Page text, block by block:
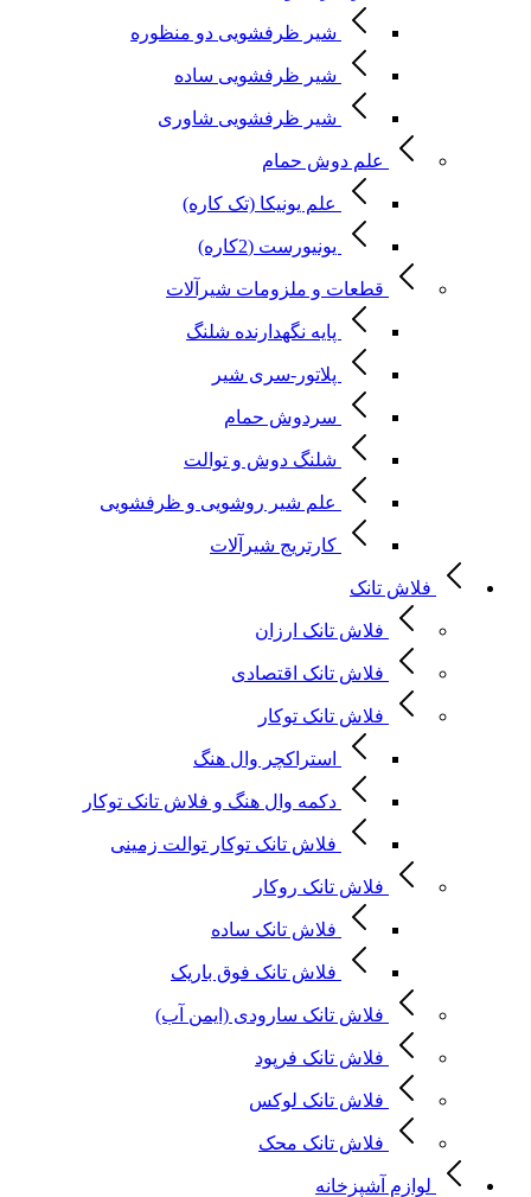
شیر ظرفشویی دو منظوره
شیر ظرفشویی ساده
شیر ظرفشویی شاوری
علم دوش حمام
علم یونیکا (تک کاره)
یونیورست (2کاره)
قطعات و ملزومات شیرآلات
پایه نگهدارنده شلنگ
پلاتور-سری شیر
سردوش حمام
شلنگ دوش و توالت
علم شیر روشویی و ظرفشویی
کارتریج شیرآلات
فلاش تانک
فلاش تانک ارزان
فلاش تانک اقتصادی
فلاش تانک توکار
استراکچر وال هنگ
دکمه وال هنگ و فلاش تانک توکار
فلاش تانک توکار توالت زمینی
فلاش تانک روکار
فلاش تانک ساده
فلاش تانک فوق باریک
فلاش تانک سارودی (ایمن آب)
فلاش تانک فرپود
فلاش تانک لوکس
فلاش تانک محک
لوازم آشپزخانه